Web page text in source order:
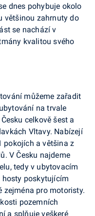
dnes po­hybuje okolo
větši­nou zahrnuty do
se nachází v
kvalitou svého
můžeme zařadit
na trvale
celkově šest a
Vltavy. Nabízejí
pokojích a většina z
V Česku najdeme
tedy v ubytovacím
hosty poskytujícím
zejména pro motoristy.
pozemních
a splňuje veškeré